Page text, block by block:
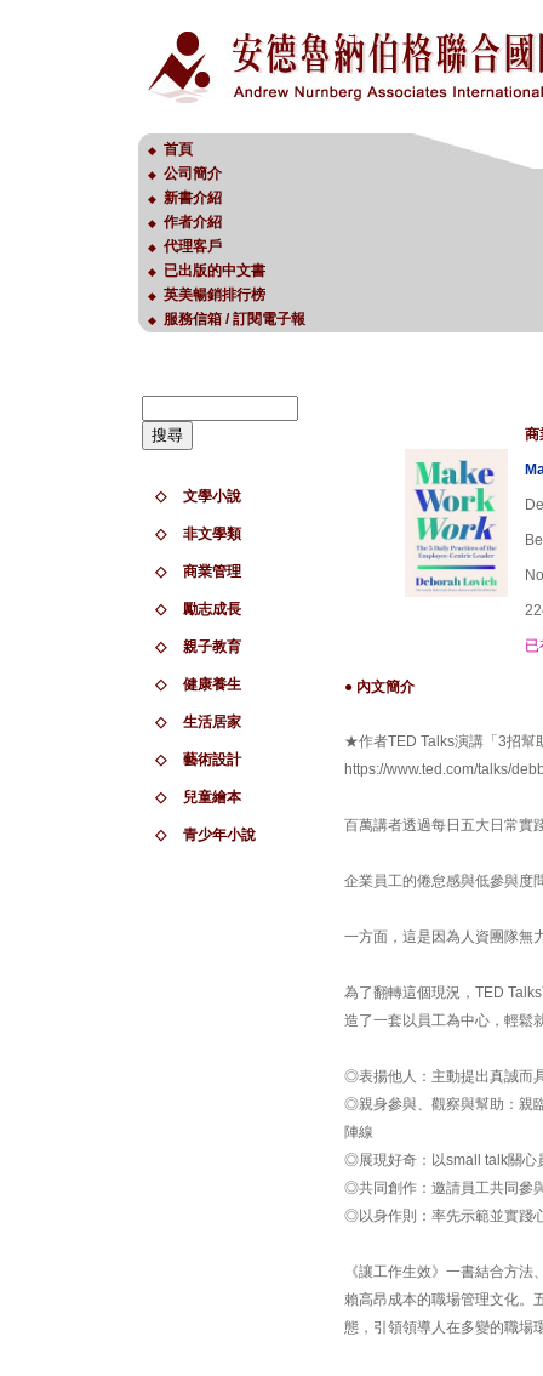
◆ 首頁
◆ 公司簡介
◆ 新書介紹
◆ 作者介紹
◆ 代理客戶
◆ 已出版的中文書
◆ 英美暢銷排行榜
◆ 服務信箱 / 訂閱電子報
◇ 文學小說
◇ 非文學類
◇ 商業管理
◇ 勵志成長
◇ 親子教育
◇ 健康養生
◇ 生活居家
◇ 藝術設計
◇ 兒童繪本
◇ 青少年小說
商
● 內文簡介
★作者TED Talks演講「3招幫
https://www.ted.com/talks/
百萬講者透過每日五大日常實
企業員工的倦怠感與低參與度
一方面，這是因為人資團隊無
為了翻轉這個現況，TED
造了一套以員工為中心，輕鬆
◎表揚他人：主動提出真誠而
◎親身參與、觀察與幫助：親
陣線
◎展現好奇：以small talk關心
◎共同創作：邀請員工共同參
◎以身作則：率先示範並實踐
《讓工作生效》一書結合方
賴高昂成本的職場管理文化。
態，引領領導人在多變的職場